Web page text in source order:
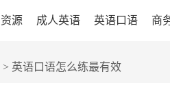
源 成人英语 英语口语 商
> 英语口语怎么练最有效